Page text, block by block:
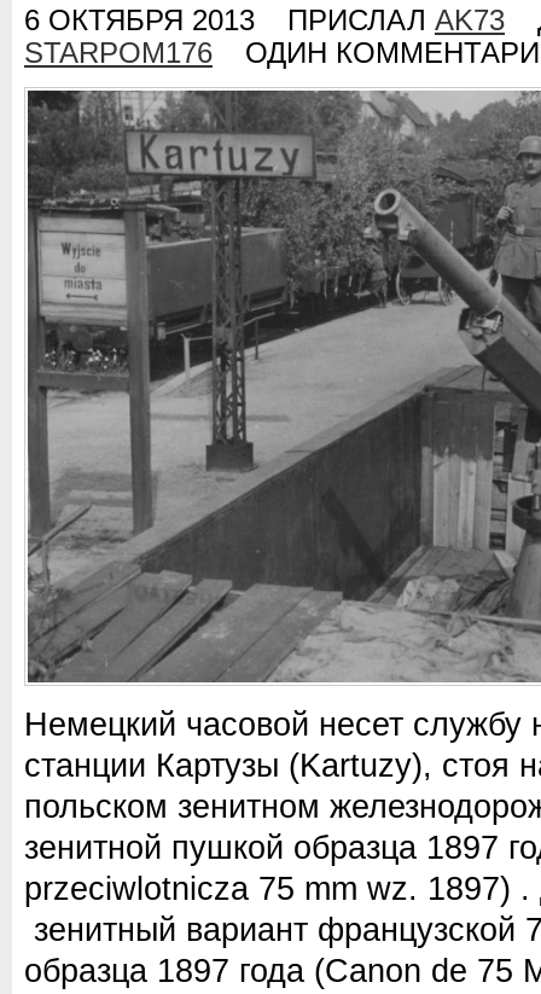
6 ОКТЯБРЯ 2013 ПРИСЛАЛ AK73
STARPOM176
ОДИН
Немецкий часовой несет службу
станции Картузы (Kartuzy), стоя
польском зенитном
зенитной пушкой образца 1897
przeciwlotnicza 75 mm wz. 1897)
зенитный вариант
образца 1897 года (Canon de 75